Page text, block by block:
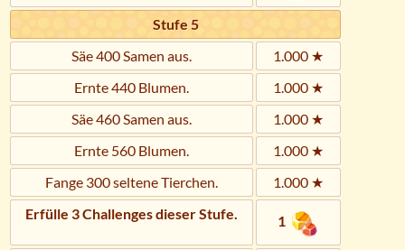
Stufe 5
Säe 400 Samen aus.
1.000 ★
Ernte 440 Blumen.
1.000 ★
Säe 460 Samen aus.
1.000 ★
Ernte 560 Blumen.
1.000 ★
Fange 300 seltene Tierchen.
1.000 ★
Erfülle 3 Challenges dieser Stufe.
1